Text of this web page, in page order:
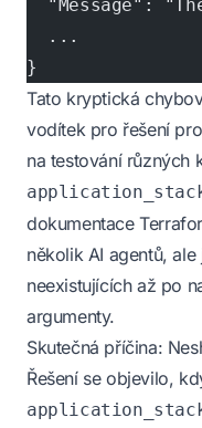
"Message":
  ...
}
Tato kryptická
vodítek pro řešení
na testování různých
dokumentace
několik AI agentů,
neexistujících až po
argumenty.
Skutečná příčina:
Řešení se objevilo,